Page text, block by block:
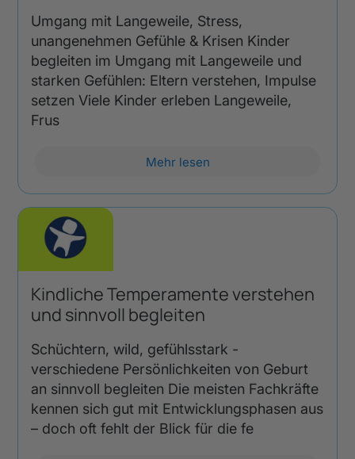
Umgang mit Langeweile, Stress,
unangenehmen Gefühle & Krisen Kinder
begleiten im Umgang mit Langeweile und
starken Gefühlen: Eltern verstehen, Impulse
setzen Viele Kinder erleben Langeweile,
Frus
Mehr lesen
Kindliche Temperamente verstehen
und sinnvoll begleiten
Schüchtern, wild, gefühlsstark -
verschiedene Persönlichkeiten von Geburt
an sinnvoll begleiten Die meisten Fachkräfte
kennen sich gut mit Entwicklungsphasen aus
– doch oft fehlt der Blick für die fe